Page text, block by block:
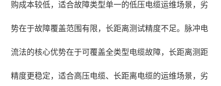
购成本较低，适合故障类型单一的低压电缆运维场景，劣
势在于故障覆盖范围有限，长距离测试精度不足。脉冲电
流法的核心优势在于可覆盖全类型电缆故障，长距离测距
精度更稳定，适合高压电缆、长距离电缆的运维场景，劣